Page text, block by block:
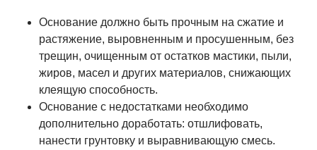
Основание должно быть прочным на сжатие и
растяжение, выровненным и просушенным, без
трещин, очищенным от остатков мастики, пыли,
жиров, масел и других материалов, снижающих
клеящую способность.
Основание с недостатками необходимо
дополнительно доработать: отшлифовать,
нанести грунтовку и выравнивающую смесь.